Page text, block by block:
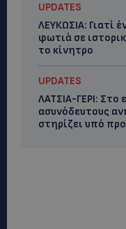
UPDATES
ΛΕΥΚΩΣΙΑ: Γιατί
φωτιά σε
το κίνητρο
UPDATES
ΛΑΤΣΙΑ-ΓΕΡΙ: Στο
ασυνόδευτους
στηρίζει υπό